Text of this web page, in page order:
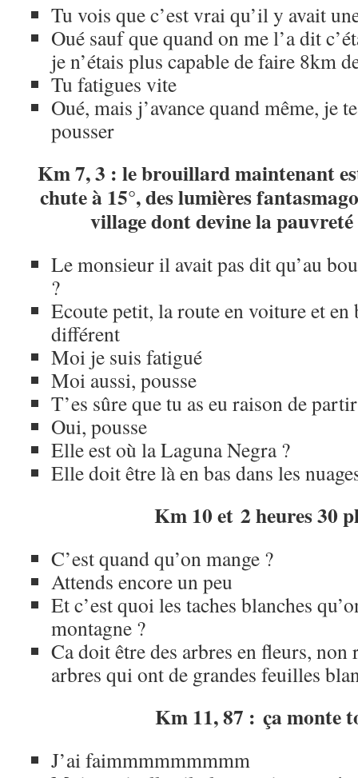
Tu vois que c’est vrai qu’il y avait
Oué sauf que quand on me l’a dit
je n’étais plus capable de faire 8km
Tu fatigues vite
Oué, mais j’avance quand même, je
pousser
Km 7, 3 : le brouillard maintenant
chute à 15°, des lumières
village dont devine la
Le monsieur il avait pas dit qu’au
?
Ecoute petit, la route en voiture et en
différent
Moi je suis fatigué
Moi aussi, pousse
T’es sûre que tu as eu raison de
Oui, pousse
Elle est où la Laguna Negra ?
Elle doit être là en bas dans les
Km 10 et 2 heures 30
C’est quand qu’on mange ?
Attends encore un peu
Et c’est quoi les taches blanches
montagne ?
Ca doit être des arbres en fleurs, non
arbres qui ont de grandes feuilles
Km 11, 87 : ça monte
J’ai faimmmmmmmmm